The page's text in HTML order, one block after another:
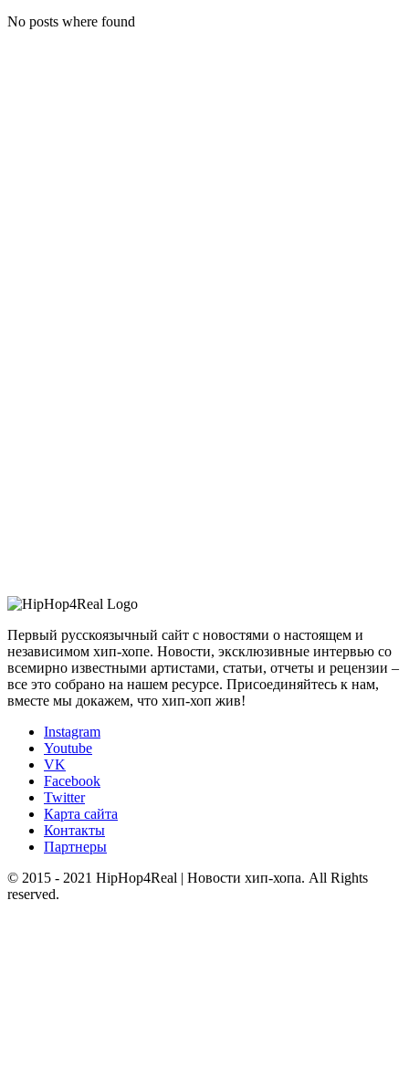
No posts where found
Первый русскоязычный сайт с новостями о настоящем и
независимом хип-хопе. Новости, эксклюзивные интервью со
всемирно известными артистами, статьи, отчеты и рецензии –
все это собрано на нашем ресурсе. Присоединяйтесь к нам,
вместе мы докажем, что хип-хоп жив!
Instagram
Youtube
VK
Facebook
Twitter
Карта сайта
Контакты
Партнеры
© 2015 - 2021 HipHop4Real | Новости хип-хопа. All Rights
reserved.